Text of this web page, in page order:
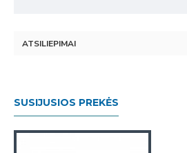
ATSILIEPIMAI
SUSIJUSIOS PREKĖS